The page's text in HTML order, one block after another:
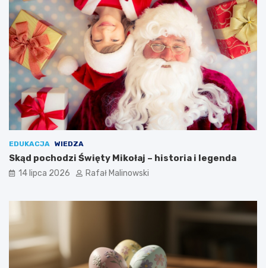
EDUKACJA WIEDZA
Skąd pochodzi Święty Mikołaj – historia i legenda
14 lipca 2026 Rafał Malinowski